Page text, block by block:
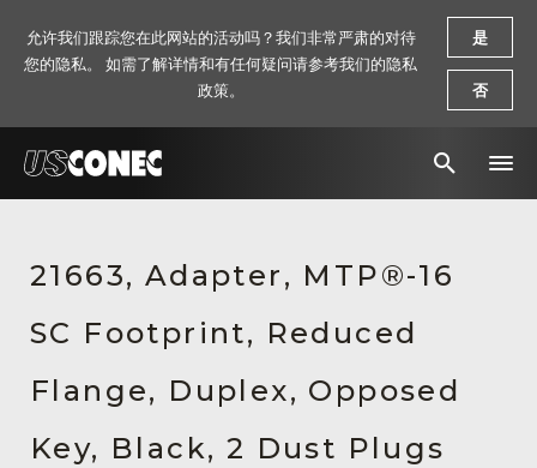
解决方案
产品
资源
关于我们
21663, Adapter, MTP®-16
SC Footprint, Reduced
Flange, Duplex, Opposed
Key, Black, 2 Dust Plugs
允许我们跟踪您在此网站的活动吗？我们非常严肃的对待
您的隐私。 如需了解详情和有任何疑问请参考我们的隐私
政策。
是
否